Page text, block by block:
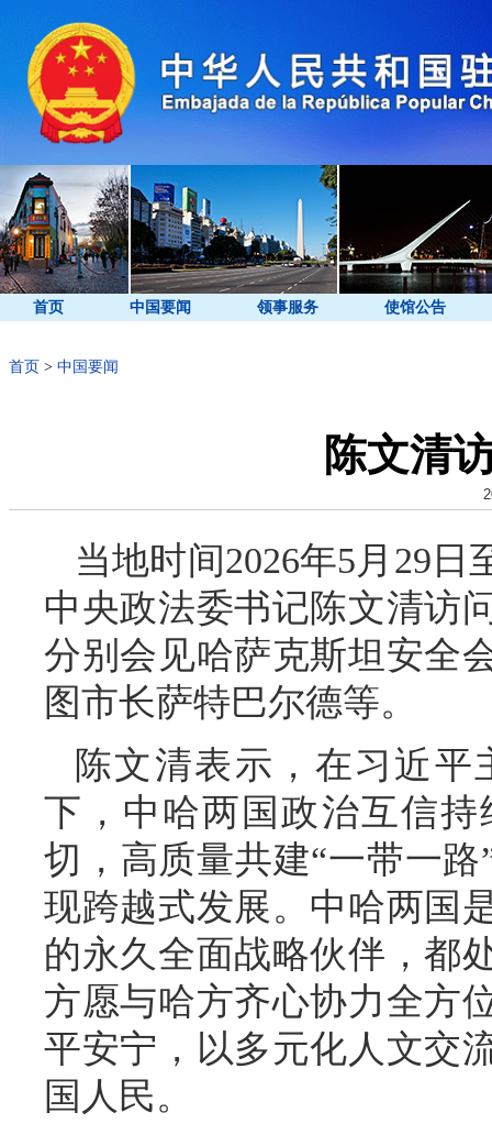
首页 中国要闻 领事服务 使馆公告
首页 > 中国要闻
陈文清
当地时间2026年5月29
中央政法委书记陈文清访
分别会见哈萨克斯坦安全
图市长萨特巴尔德等。
陈文清表示，在习近
下，中哈两国政治互信
切，高质量共建“一带一
现跨越式发展。中哈两国
的永久全面战略伙伴，都
方愿与哈方齐心协力全方
平安宁，以多元化人文交
国人民。